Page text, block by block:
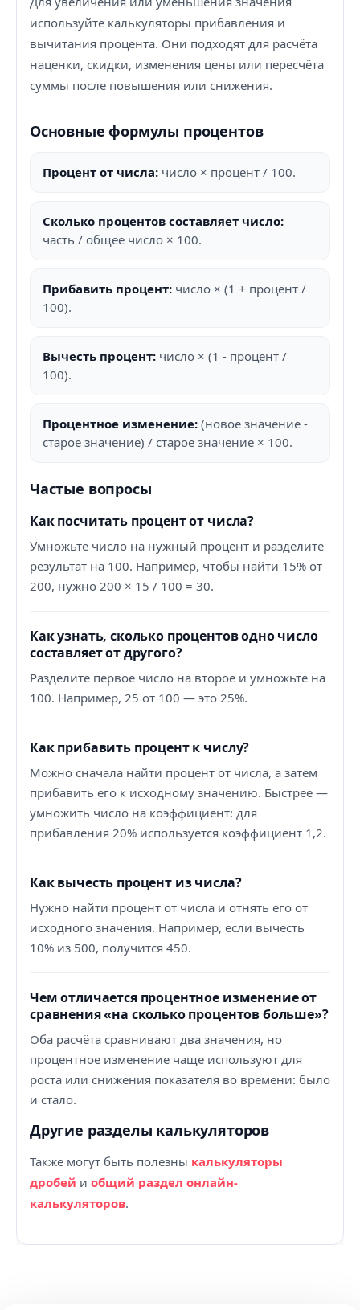
используйте калькуляторы прибавления и
вычитания процента. Они подходят для расчёта
наценки, скидки, изменения цены или пересчёта
суммы после повышения или снижения.
Основные формулы процентов
Процент от числа: число × процент / 100.
Сколько процентов составляет число:
часть / общее число × 100.
Прибавить процент: число × (1 + процент /
100).
Вычесть процент: число × (1 - процент /
100).
Процентное изменение: (новое значение -
старое значение) / старое значение × 100.
Частые вопросы
Как посчитать процент от числа?
Умножьте число на нужный процент и разделите
результат на 100. Например, чтобы найти 15% от
200, нужно 200 × 15 / 100 = 30.
Как узнать, сколько процентов одно число
составляет от другого?
Разделите первое число на второе и умножьте на
100. Например, 25 от 100 — это 25%.
Как прибавить процент к числу?
Можно сначала найти процент от числа, а затем
прибавить его к исходному значению. Быстрее —
умножить число на коэффициент: для
прибавления 20% используется коэффициент 1,2.
Как вычесть процент из числа?
Нужно найти процент от числа и отнять его от
исходного значения. Например, если вычесть
10% из 500, получится 450.
Чем отличается процентное изменение от
сравнения «на сколько процентов больше»?
Оба расчёта сравнивают два значения, но
процентное изменение чаще используют для
роста или снижения показателя во времени: было
и стало.
Другие разделы калькуляторов
Также могут быть полезны калькуляторы
дробей и общий раздел онлайн-
калькуляторов.